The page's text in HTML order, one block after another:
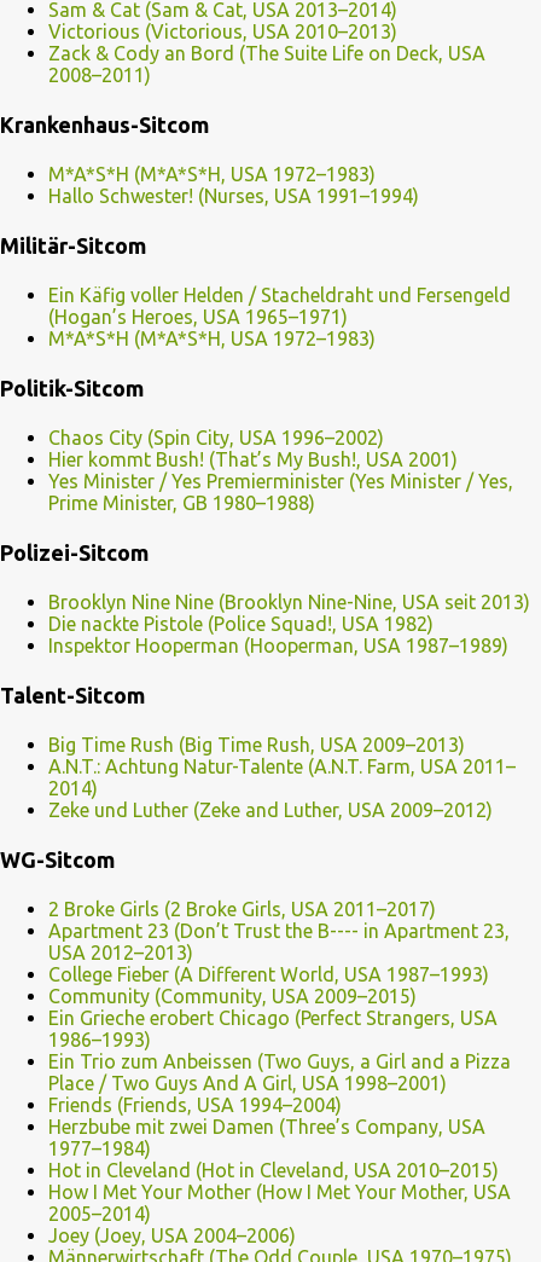
Sam & Cat (Sam & Cat, USA 2013–2014)
Victorious (Victorious, USA 2010–2013)
Zack & Cody an Bord (The Suite Life on Deck, USA
2008–2011)
Krankenhaus-Sitcom
M*A*S*H (M*A*S*H, USA 1972–1983)
Hallo Schwester! (Nurses, USA 1991–1994)
Militär-Sitcom
Ein Käfig voller Helden / Stacheldraht und Fersengeld
(Hogan’s Heroes, USA 1965–1971)
M*A*S*H (M*A*S*H, USA 1972–1983)
Politik-Sitcom
Chaos City (Spin City, USA 1996–2002)
Hier kommt Bush! (That’s My Bush!, USA 2001)
Yes Minister / Yes Premierminister (Yes Minister / Yes,
Prime Minister, GB 1980–1988)
Polizei-Sitcom
Brooklyn Nine Nine (Brooklyn Nine-Nine, USA seit 2013)
Die nackte Pistole (Police Squad!, USA 1982)
Inspektor Hooperman (Hooperman, USA 1987–1989)
Talent-Sitcom
Big Time Rush (Big Time Rush, USA 2009–2013)
A.N.T.: Achtung Natur-Talente (A.N.T. Farm, USA 2011–
2014)
Zeke und Luther (Zeke and Luther, USA 2009–2012)
WG-Sitcom
2 Broke Girls (2 Broke Girls, USA 2011–2017)
Apartment 23 (Don’t Trust the B---- in Apartment 23,
USA 2012–2013)
College Fieber (A Different World, USA 1987–1993)
Community (Community, USA 2009–2015)
Ein Grieche erobert Chicago (Perfect Strangers, USA
1986–1993)
Ein Trio zum Anbeissen (Two Guys, a Girl and a Pizza
Place / Two Guys And A Girl, USA 1998–2001)
Friends (Friends, USA 1994–2004)
Herzbube mit zwei Damen (Three’s Company, USA
1977–1984)
Hot in Cleveland (Hot in Cleveland, USA 2010–2015)
How I Met Your Mother (How I Met Your Mother, USA
2005–2014)
Joey (Joey, USA 2004–2006)
Männerwirtschaft (The Odd Couple, USA 1970–1975)